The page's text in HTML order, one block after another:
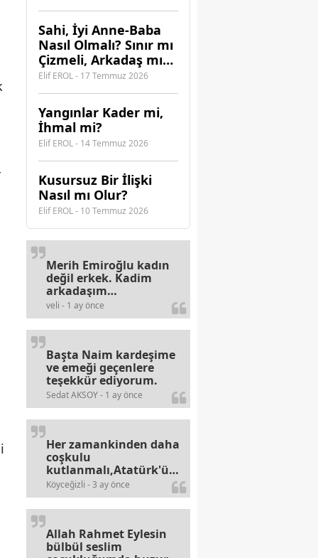
​Sahi, İyi Anne-Baba
Nasıl Olmalı? Sınır mı
Çizmeli, Arkadaş mı
Olmalı?
Elif EROL - 17 Temmuz 2026
Yangınlar Kader mi,
İhmal mi?
Elif EROL - 14 Temmuz 2026
Kusursuz Bir İlişki
Nasıl mı Olur?
Elif EROL - 10 Temmuz 2026
veli - 1 ay önce
Merih Emiroğlu kadın
değil erkek. Kadim
arkadaşım
haberinizdeki hataya
gayb den
gülümsüyordur.
Sedat AKSOY - 1 ay önce
Başta Naim kardeşime
ve emeği geçenlere
teşekkür ediyorum.
Köyceğizli - 3 ay önce
Her zamankinden daha
coşkulu
kutlanmalı,Atatürk'ün
bayramlarına olan
alerjileri bitmez,bahane
arayan illaki bulur.
Allah Rahmet Eylesin
bülbül seslim